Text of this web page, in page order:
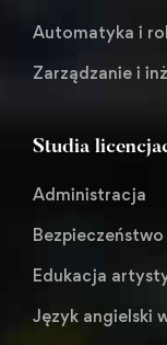
Automatyka i
Zarządzanie i
Studia
Administracja
Edukacja
Język angielski